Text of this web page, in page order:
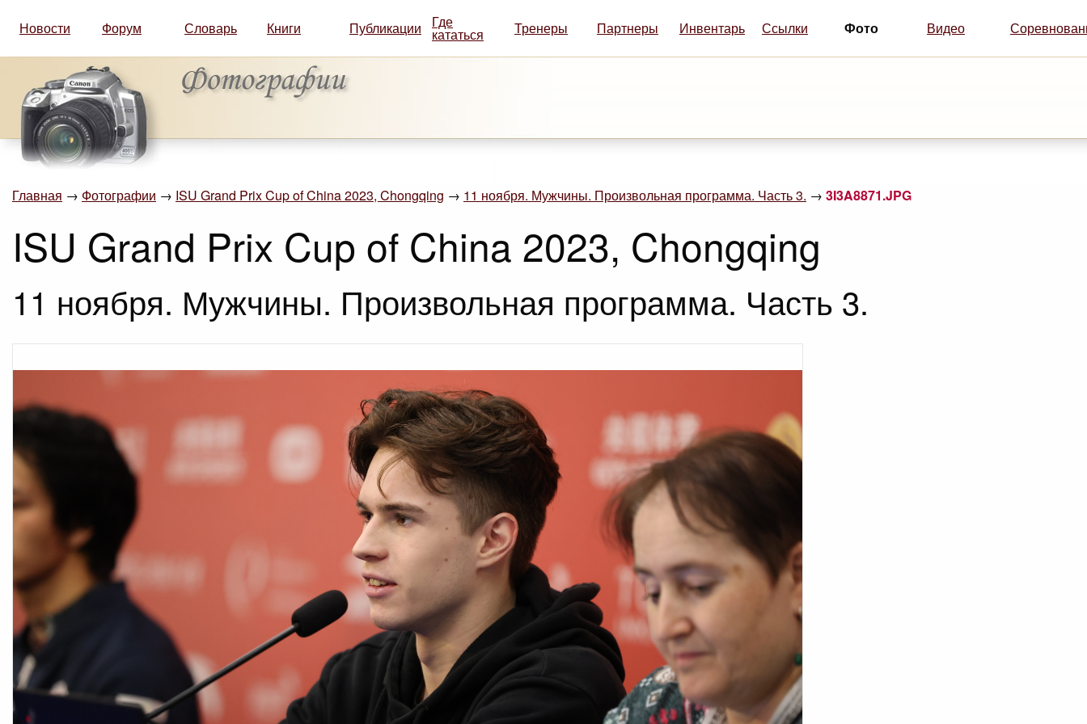
Новости Форум Словарь Книги Публикации Где
кататься Тренеры Партнеры Инвентарь Ссылки Фото Видео
Главная → Фотографии → ISU Grand Prix Cup of China 2023, Chongqing → 11 ноября. Мужчины. Произвольная программа. Часть 3. → 3I3A8871.JPG
ISU Grand Prix Cup of China 2023, Chongqing
11 ноября. Мужчины. Произвольная программа. Часть 3.